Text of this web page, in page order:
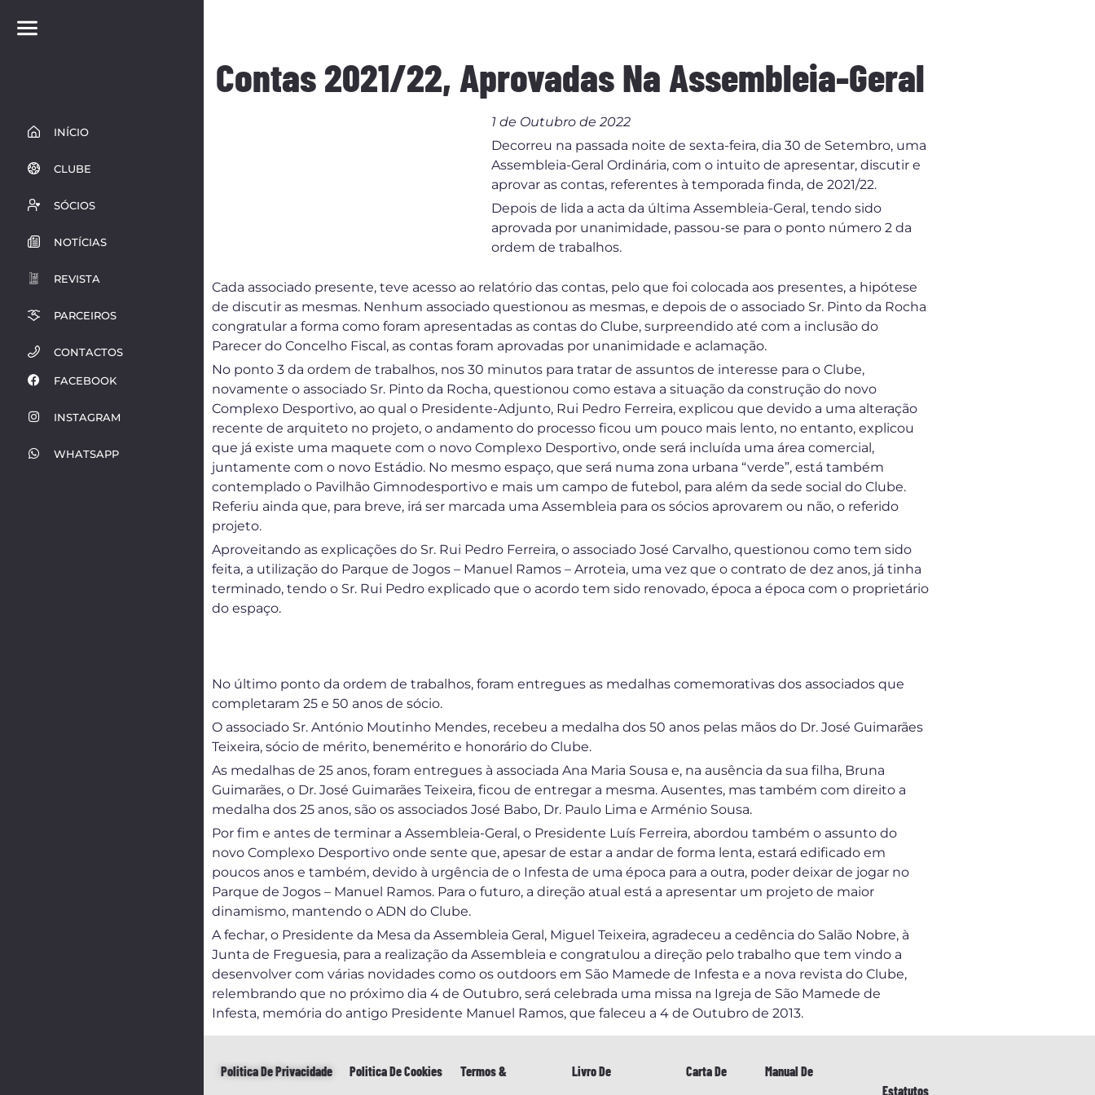
INÍCIO
CLUBE
SÓCIOS
NOTÍCIAS
REVISTA
PARCEIROS
CONTACTOS
FACEBOOK
INSTAGRAM
WHATSAPP
Contas 2021/22, Aprovadas Na Assembleia-Geral
1 de Outubro de 2022
Decorreu na passada noite de sexta-feira, dia 30 de Setembro, uma
Assembleia-Geral Ordinária, com o intuito de apresentar, discutir e
aprovar as contas, referentes à temporada finda, de 2021/22.
Depois de lida a acta da última Assembleia-Geral, tendo sido
aprovada por unanimidade, passou-se para o ponto número 2 da
ordem de trabalhos.
Cada associado presente, teve acesso ao relatório das contas, pelo que foi colocada aos presentes, a hipótese
de discutir as mesmas. Nenhum associado questionou as mesmas, e depois de o associado Sr. Pinto da Rocha
congratular a forma como foram apresentadas as contas do Clube, surpreendido até com a inclusão do
Parecer do Concelho Fiscal, as contas foram aprovadas por unanimidade e aclamação.
No ponto 3 da ordem de trabalhos, nos 30 minutos para tratar de assuntos de interesse para o Clube,
novamente o associado Sr. Pinto da Rocha, questionou como estava a situação da construção do novo
Complexo Desportivo, ao qual o Presidente-Adjunto, Rui Pedro Ferreira, explicou que devido a uma alteração
recente de arquiteto no projeto, o andamento do processo ficou um pouco mais lento, no entanto, explicou
que já existe uma maquete com o novo Complexo Desportivo, onde será incluída uma área comercial,
juntamente com o novo Estádio. No mesmo espaço, que será numa zona urbana “verde”, está também
contemplado o Pavilhão Gimnodesportivo e mais um campo de futebol, para além da sede social do Clube.
Referiu ainda que, para breve, irá ser marcada uma Assembleia para os sócios aprovarem ou não, o referido
projeto.
Aproveitando as explicações do Sr. Rui Pedro Ferreira, o associado José Carvalho, questionou como tem sido
feita, a utilização do Parque de Jogos – Manuel Ramos – Arroteia, uma vez que o contrato de dez anos, já tinha
terminado, tendo o Sr. Rui Pedro explicado que o acordo tem sido renovado, época a época com o proprietário
do espaço.
No último ponto da ordem de trabalhos, foram entregues as medalhas comemorativas dos associados que
completaram 25 e 50 anos de sócio.
O associado Sr. António Moutinho Mendes, recebeu a medalha dos 50 anos pelas mãos do Dr. José Guimarães
Teixeira, sócio de mérito, benemérito e honorário do Clube.
As medalhas de 25 anos, foram entregues à associada Ana Maria Sousa e, na ausência da sua filha, Bruna
Guimarães, o Dr. José Guimarães Teixeira, ficou de entregar a mesma. Ausentes, mas também com direito a
medalha dos 25 anos, são os associados José Babo, Dr. Paulo Lima e Arménio Sousa.
Por fim e antes de terminar a Assembleia-Geral, o Presidente Luís Ferreira, abordou também o assunto do
novo Complexo Desportivo onde sente que, apesar de estar a andar de forma lenta, estará edificado em
poucos anos e também, devido à urgência de o Infesta de uma época para a outra, poder deixar de jogar no
Parque de Jogos – Manuel Ramos. Para o futuro, a direção atual está a apresentar um projeto de maior
dinamismo, mantendo o ADN do Clube.
A fechar, o Presidente da Mesa da Assembleia Geral, Miguel Teixeira, agradeceu a cedência do Salão Nobre, à
Junta de Freguesia, para a realização da Assembleia e congratulou a direção pelo trabalho que tem vindo a
desenvolver com várias novidades como os outdoors em São Mamede de Infesta e a nova revista do Clube,
relembrando que no próximo dia 4 de Outubro, será celebrada uma missa na Igreja de São Mamede de
Infesta, memória do antigo Presidente Manuel Ramos, que faleceu a 4 de Outubro de 2013.
Politica De Privacidade Politica De Cookies Termos & Livro De Carta De
Manual De
Estatutos